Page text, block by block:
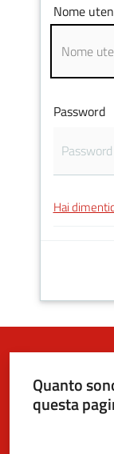
Vivere
5x1000
argomenti
Nome
Password
Hai
Quanto
questa